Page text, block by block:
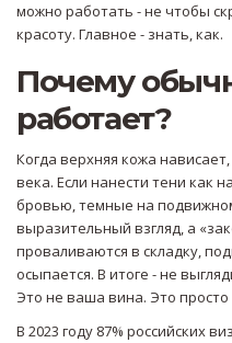
можно работать - не чтобы
красоту. Главное - знать, как.
Почему
работает?
Когда верхняя кожа
века. Если нанести тени как
бровью, темные на
выразительный взгляд, а
проваливаются в складку,
осыпается. В итоге - не
Это не ваша вина. Это
В 2023 году 87% российских